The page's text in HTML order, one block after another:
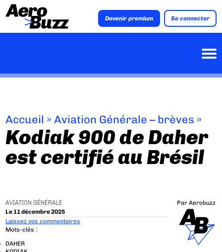
Devenir premium Se connecter
Accueil »Aviation Générale – brèves »
Kodiak 900 de Daher
est certifié au Brésil
AVIATION GÉNÉRALE
Le 11 décembre 2025
Par Aerobuzz
Laissez vos commentaires
Mots-clés :
DAHER